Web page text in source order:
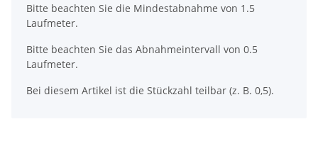
x
Bitte beachten Sie die Mindestabnahme von 1.5
Laufmeter.
Bitte beachten Sie das Abnahmeintervall von 0.5
Laufmeter.
Bei diesem Artikel ist die Stückzahl teilbar (z. B. 0,5).